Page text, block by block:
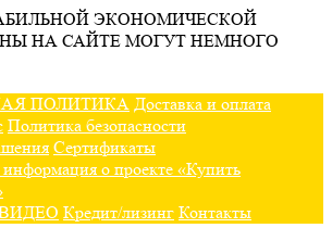
ЭКОНОМИЧЕСКОЙ
НА САЙТЕ МОГУТ НЕМНОГО
ПОЛИТИКА Доставка и оплата
Политика безопасности
Сертификаты
о проекте «Купить
Кредит/лизинг Контакты